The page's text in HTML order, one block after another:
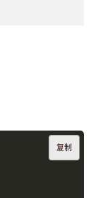
复制